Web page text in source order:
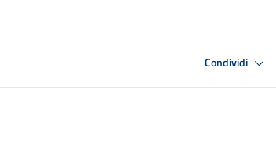
Condividi